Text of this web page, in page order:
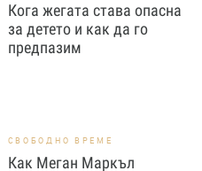
Кога жегата става опасна
за детето и как да го
предпазим
СВОБОДНО ВРЕМЕ
Как Меган Маркъл